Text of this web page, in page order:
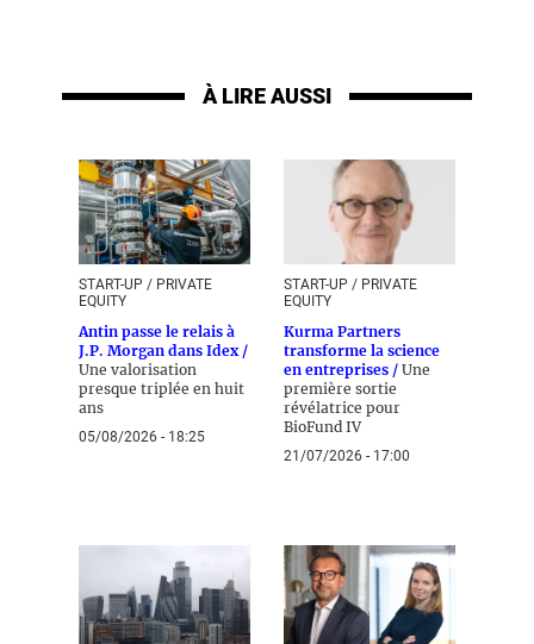
À LIRE AUSSI
START-UP / PRIVATE
EQUITY
Antin passe le relais à
J.P. Morgan dans Idex /
Une valorisation
presque triplée en huit
ans
05/08/2026 - 18:25
START-UP / PRIVATE
EQUITY
Kurma Partners
transforme la science
en entreprises / Une
première sortie
révélatrice pour
BioFund IV
21/07/2026 - 17:00